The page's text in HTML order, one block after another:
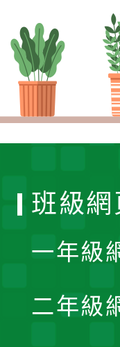
班級網
一年級
二年級